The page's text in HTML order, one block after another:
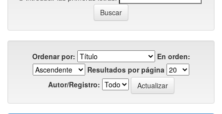
Ordenar por:
En orden:
Resultados por página
Autor/Registro: